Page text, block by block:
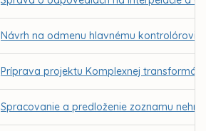
Návrh na odmenu hlavnému kontrolórovi
Príprava projektu Komplexnej
Spracovanie a predloženie zoznamu